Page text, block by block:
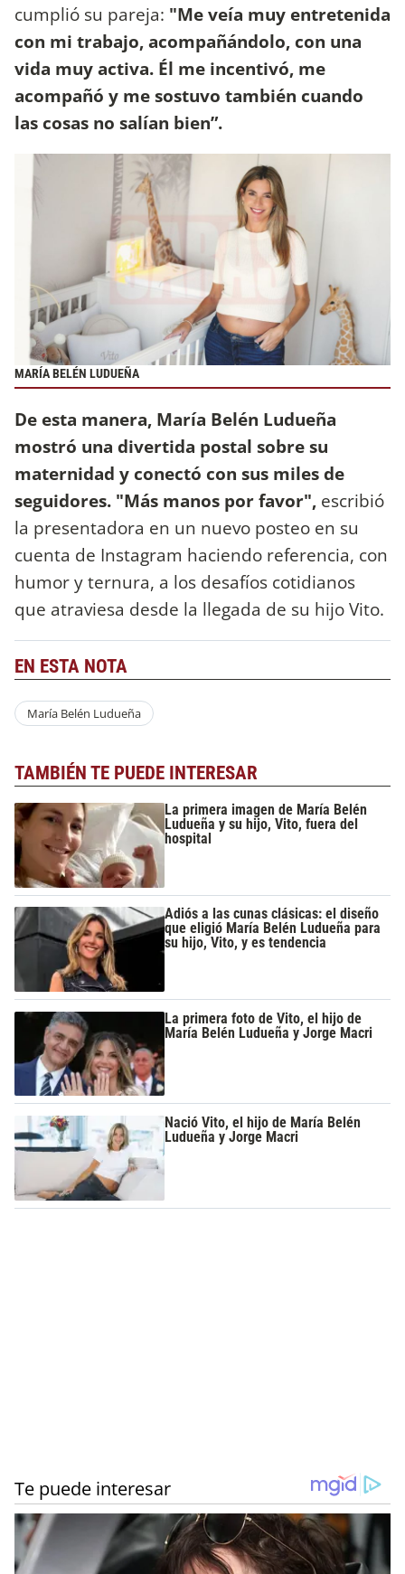
cumplió su pareja: "Me veía muy entretenida
con mi trabajo, acompañándolo, con una
vida muy activa. Él me incentivó, me
acompañó y me sostuvo también cuando
las cosas no salían bien”.
MARÍA BELÉN LUDUEÑA
De esta manera, María Belén Ludueña
mostró una divertida postal sobre su
maternidad y conectó con sus miles de
seguidores. "Más manos por favor", escribió
la presentadora en un nuevo posteo en su
cuenta de Instagram haciendo referencia, con
humor y ternura, a los desafíos cotidianos
que atraviesa desde la llegada de su hijo Vito.
EN ESTA NOTA
María Belén Ludueña
TAMBIÉN TE PUEDE INTERESAR
La primera imagen de María Belén
Ludueña y su hijo, Vito, fuera del
hospital
Adiós a las cunas clásicas: el diseño
que eligió María Belén Ludueña para
su hijo, Vito, y es tendencia
La primera foto de Vito, el hijo de
María Belén Ludueña y Jorge Macri
Nació Vito, el hijo de María Belén
Ludueña y Jorge Macri